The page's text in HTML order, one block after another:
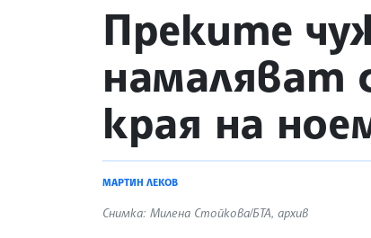
site.bta
Преките
намаляват
края на
МАРТИН ЛЕКОВ
Снимка: Милена Стойкова/БТА, архив